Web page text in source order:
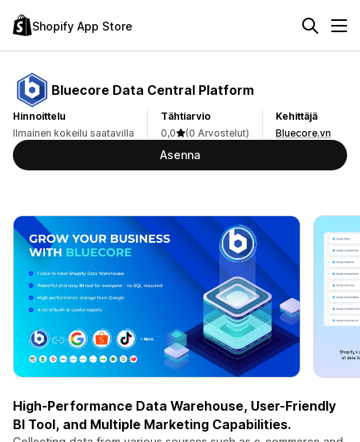
Shopify App Store
Bluecore Data Central Platform
Hinnoittelu
Ilmainen kokeilu saatavilla
Tähtiarvio
0,0
(0 Arvostelut)
Kehittäjä
Bluecore.vn
Asenna
High-Performance Data Warehouse, User-Friendly
BI Tool, and Multiple Marketing Capabilities.